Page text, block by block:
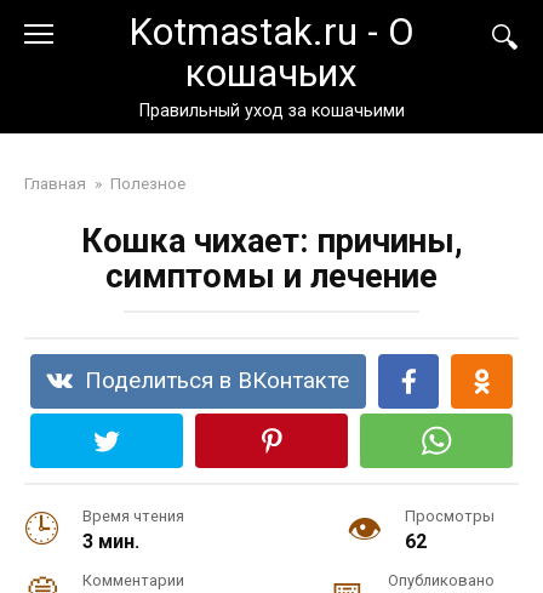
Kotmastak.ru - О
кошачьих
Правильный уход за кошачьими
Главная » Полезное
Кошка чихает: причины,
симптомы и лечение
Поделиться в ВКонтакте
Время чтения
3 мин.
Просмотры
62
Комментарии Опубликовано